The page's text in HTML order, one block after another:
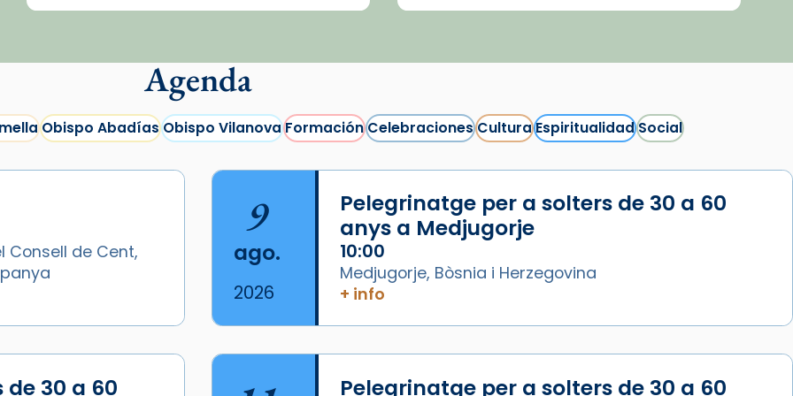
Cargar más...
Agenda
Obispo AbadíasObispo VilanovaFormaciónCelebracionesCulturaEspiritualidadSocial
Consell de Cent,
9
ago.
2026
Pelegrinatge per a solters de 30 a 60
anys a Medjugorje
10:00
Medjugorje, Bòsnia i Herzegovina
+ info
30 a 60 Pelegrinatge per a solters de 30 a 60